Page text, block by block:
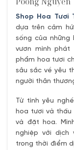
Shop Hoa Tươi
dựa trên cảm
sống của
vươn mình phát
phẩm hoa tươi
sâu sắc về yêu
người thân
Từ tình yêu
hoa tươi và thấu
và đặt hoa.
nghiệp với dịch
trong thời điểm